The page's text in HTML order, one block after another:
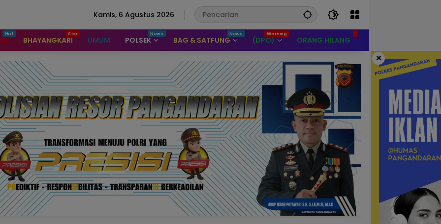
Kamis, 6 Agustus 2026
BHAYANGKARI UMUM POLSEK BAG & SATFUNG (DPO) ORANG HILANG
×